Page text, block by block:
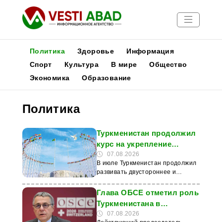
Новости
Медиа
Афиша
Политика Здоровье
Информация
Спорт
Культура В мире
Общество
Экономика
Образование
Политика
Туркменистан продолжил
курс на укрепление
международного
партнерства
07.08.2026
В июле Туркменистан продолжил
развивать двустороннее и
с государствами и
международными организациями
в рамках внешнеполитического
курса. Об этом сообщает
Глава ОБСЕ отметил роль
Туркменистана в
укреплении диалога и
07.08.2026